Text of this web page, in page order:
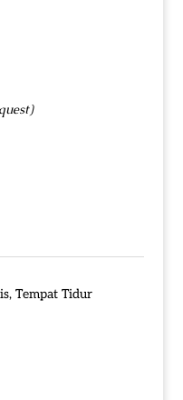
, Tempat Tidur